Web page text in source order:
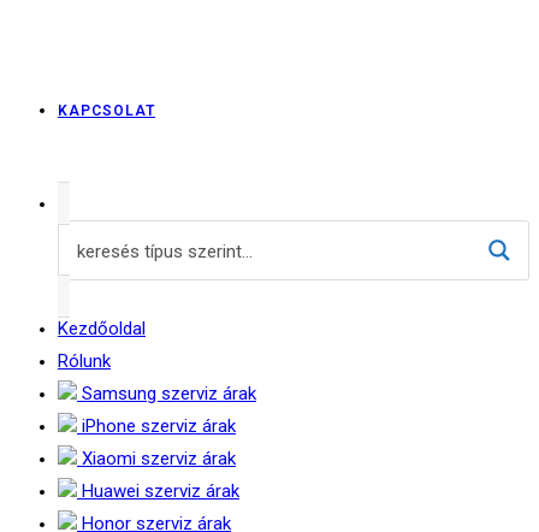
KAPCSOLAT
Kezdőoldal
Rólunk
Samsung szerviz árak
iPhone szerviz árak
Xiaomi szerviz árak
Huawei szerviz árak
Honor szerviz árak